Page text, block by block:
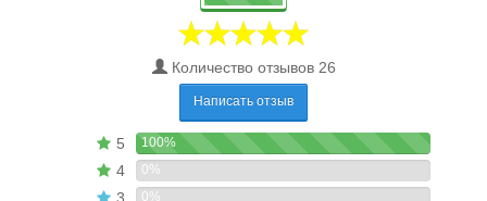
Количество отзывов 26
Написать отзыв
5 100%
4 0%
3 0%